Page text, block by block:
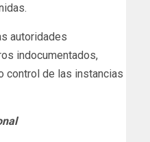
autoridades
indocumentados,
control de las instancias